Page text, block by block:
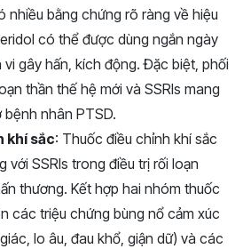
nhiều bằng chứng rõ ràng về hiệu
có thể được dùng ngắn ngày
gây hấn, kích động. Đặc biệt, phối
thần thế hệ mới và SSRIs mang
bệnh nhân PTSD.
khí sắc: Thuốc điều chỉnh khí sắc
với SSRIs trong điều trị rối loạn
thương. Kết hợp hai nhóm thuốc
các triệu chứng bùng nổ cảm xúc
lo âu, đau khổ, giận dữ) và các